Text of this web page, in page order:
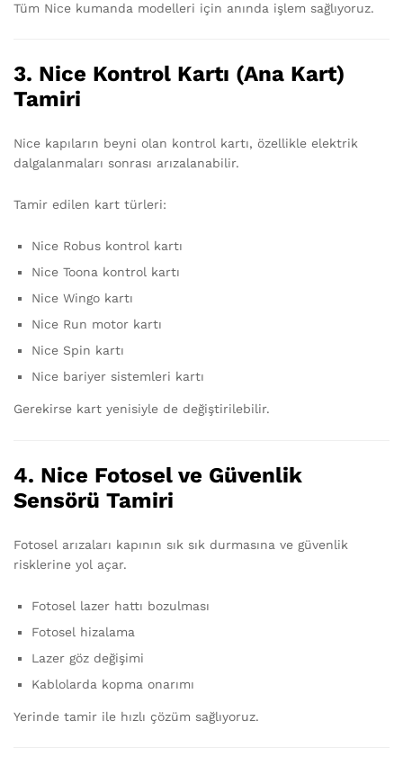
Tüm Nice kumanda modelleri için anında işlem sağlıyoruz.
3. Nice Kontrol Kartı (Ana Kart)
Tamiri
Nice kapıların beyni olan kontrol kartı, özellikle elektrik
dalgalanmaları sonrası arızalanabilir.
Tamir edilen kart türleri:
Nice Robus kontrol kartı
Nice Toona kontrol kartı
Nice Wingo kartı
Nice Run motor kartı
Nice Spin kartı
Nice bariyer sistemleri kartı
Gerekirse kart yenisiyle de değiştirilebilir.
4. Nice Fotosel ve Güvenlik
Sensörü Tamiri
Fotosel arızaları kapının sık sık durmasına ve güvenlik
risklerine yol açar.
Fotosel lazer hattı bozulması
Fotosel hizalama
Lazer göz değişimi
Kablolarda kopma onarımı
Yerinde tamir ile hızlı çözüm sağlıyoruz.